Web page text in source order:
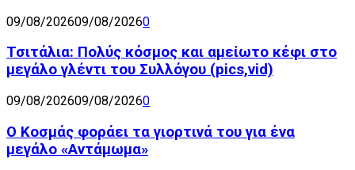
09/08/202609/08/20260
Τσιτάλια: Πολύς κόσμος και αμείωτο κέφι στο
μεγάλο γλέντι του Συλλόγου (pics,vid)
09/08/202609/08/20260
Ο Κοσμάς φοράει τα γιορτινά του για ένα
μεγάλο «Αντάμωμα»